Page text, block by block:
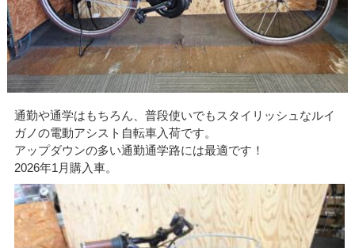
通勤や通学はもちろん、普段使いでもスタイリッシュなルイ
ガノの電動アシスト自転車入荷です。
アップダウンの多い通勤通学路には最適です！
2026年1月購入車。